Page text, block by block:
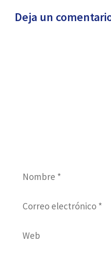
Deja un
Nombre